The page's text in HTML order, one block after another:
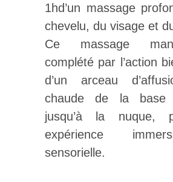
1hd’un massage
chevelu, du visage et
Ce massage
complété par l’action
d’un arceau
chaude de la
jusqu’à la nuque,
expérience
sensorielle.